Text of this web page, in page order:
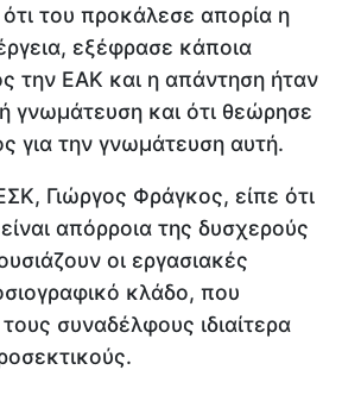
ότι του προκάλεσε απορία η
εξέφρασε κάποια
την ΕΑΚ και η απάντηση ήταν
γνωμάτευση και ότι θεώρησε
για την γνωμάτευση αυτή.
Γιώργος Φράγκος, είπε ότι
απόρροια της δυσχερούς
οι εργασιακές
κλάδο, που
συναδέλφους ιδιαίτερα